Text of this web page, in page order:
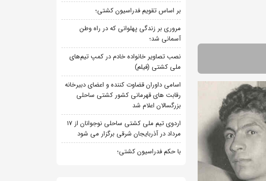
بر اساس تقویم فدراسیون کشتی؛
مروری بر زندگی پهلوانی که در راه وطن
آسمانی شد؛
نصب تصاویر خانواده خادم در کمپ تیم‌های
ملی کشتی (فیلم)
اسامی داوران قضاوت کننده و اعضای دبیرخانه
رقابت های قهرمانی کشور کشتی ساحلی
بزرگسالان اعلام شد
اردوی تیم ملی کشتی ساحلی نوجوانان از 17
مرداد در آذربایجان شرقی برگزار می شود
با حکم فدراسیون کشتی؛